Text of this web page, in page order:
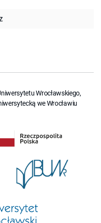
Wrocławskiego,
we Wrocławiu